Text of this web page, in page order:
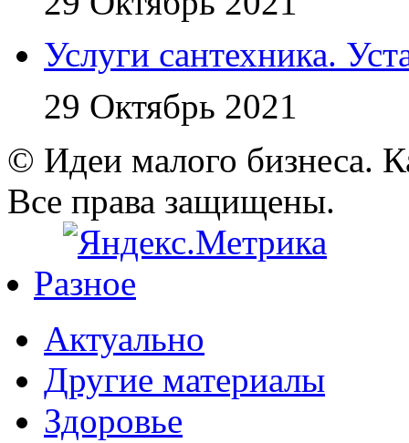
Услуги сантехника.
29 Октябрь 2021
© Идеи малого бизнеса.
Все права защищены.
Разное
Актуально
Другие материалы
Здоровье